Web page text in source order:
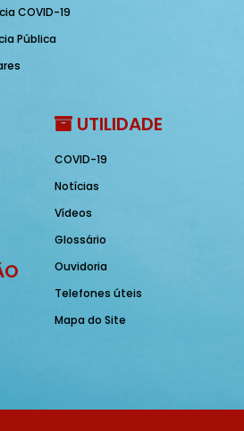
COVID-19
Pública
UTILIDADE
COVID-19
Notícias
Vídeos
Glossário
Ouvidoria
Telefones úteis
Mapa do Site